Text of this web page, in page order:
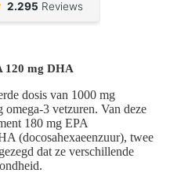
120 mg DHA
dosis van 1000 mg
3 vetzuren. Van deze
180 mg EPA
(docosahexaeenzuur), twee
dat ze verschillende